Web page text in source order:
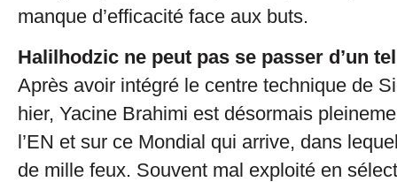
manque d’efficacité face aux buts.
Halilhodzic ne peut pas se passer d’un
Après avoir intégré le centre technique de
hier, Yacine Brahimi est désormais
l’EN et sur ce Mondial qui arrive, dans
de mille feux. Souvent mal exploité en